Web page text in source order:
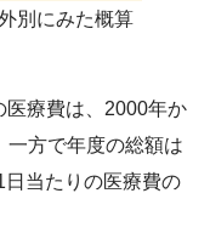
別にみた概算
医療費は、2000年か
一方で年度の総額は
当たりの医療費の